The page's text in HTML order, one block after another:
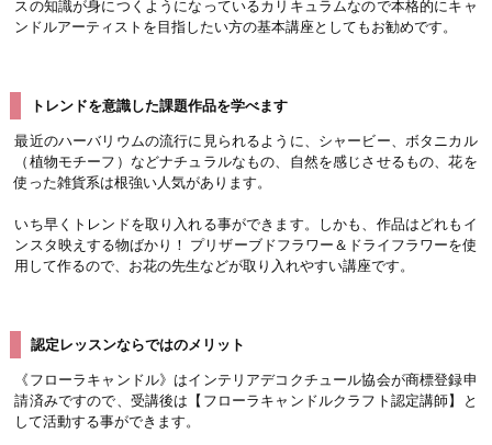
スの知識が身につくようになっているカリキュラムなので本格的にキャ
ンドルアーティストを目指したい方の基本講座としてもお勧めです。
トレンドを意識した課題作品を学べます
最近のハーバリウムの流行に見られるように、シャービー、ボタニカル
（植物モチーフ）などナチュラルなもの、自然を感じさせるもの、花を
使った雑貨系は根強い人気があります。
いち早くトレンドを取り入れる事ができます。しかも、作品はどれもイ
ンスタ映えする物ばかり！ プリザーブドフラワー＆ドライフラワーを使
用して作るので、お花の先生などが取り入れやすい講座です。
認定レッスンならではのメリット
《フローラキャンドル》はインテリアデコクチュール協会が商標登録申
請済みですので、受講後は【フローラキャンドルクラフト認定講師】と
して活動する事ができます。